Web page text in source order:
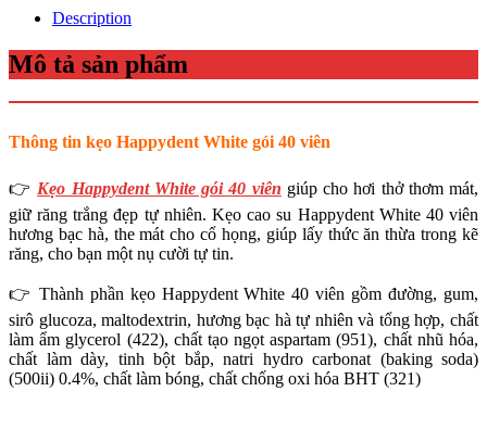
Description
Mô tả sản phẩm
Thông tin kẹo Happydent White gói 40 viên
👉 Kẹo Happydent White gói 40 viên giúp cho hơi thở thơm mát,
giữ răng trắng đẹp tự nhiên. Kẹo cao su Happydent White 40 viên
hương bạc hà, the mát cho cổ họng, giúp lấy thức ăn thừa trong kẽ
răng, cho bạn một nụ cười tự tin.
👉 Thành phần kẹo Happydent White 40 viên gồm đường, gum,
sirô glucoza, maltodextrin, hương bạc hà tự nhiên và tổng hợp, chất
làm ẩm glycerol (422), chất tạo ngọt aspartam (951), chất nhũ hóa,
chất làm dày, tinh bột bắp, natri hydro carbonat (baking soda)
(500ii) 0.4%, chất làm bóng, chất chống oxi hóa BHT (321)